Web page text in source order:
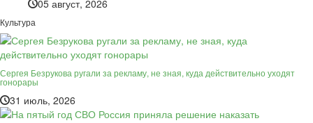
05 август, 2026
Культура
Сергея Безрукова ругали за рекламу, не зная, куда действительно уходят
гонорары
31 июль, 2026